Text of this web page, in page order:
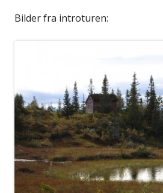
Bilder fra introturen: